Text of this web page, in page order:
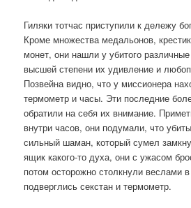
Гиляки тотчас приступили к дележу
Кроме множества медальонов,
монет, они нашли у убитого
высшей степени их удивление и
Позвейна видно, что у миссионера
термометр и часы. Эти последние
обратили на себя их внимание.
внутри часов, они подумали, что
сильный шаман, который сумел
ящик какого-то духа, они с ужасом
потом осторожно столкнули веслами
подверглись секстан и термометр.